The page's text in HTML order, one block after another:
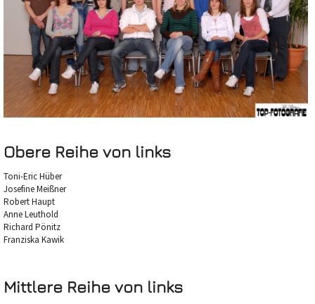
Obere Reihe von links
Toni-Eric Hüber
Josefine Meißner
Robert Haupt
Anne Leuthold
Richard Pönitz
Franziska Kawik
Mittlere Reihe von links